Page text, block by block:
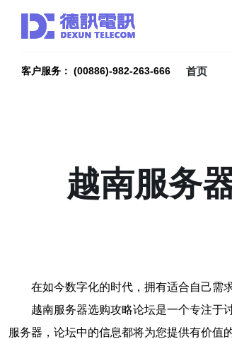
客户服务： (00886)-982-263-666 首页
越南服务
在如今数字化的时代，拥有适合自己需
越南服务器选购攻略论坛是一个专注于
服务器，论坛中的信息都将为您提供有价值